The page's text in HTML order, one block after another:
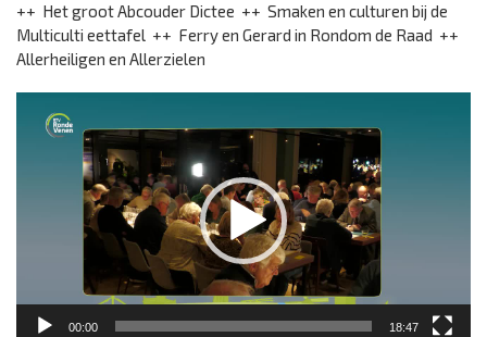
++ Het groot Abcouder Dictee ++ Smaken en culturen bij de
Multiculti eettafel ++ Ferry en Gerard in Rondom de Raad ++
Allerheiligen en Allerzielen
00:00 18:47